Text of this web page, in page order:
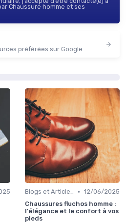
Chaussure homme et ses
préférées sur Google
Blogs et Articles de Mode • 12/06/2025
Chaussures fluchos homme :
l'élégance et le confort à vos
pieds